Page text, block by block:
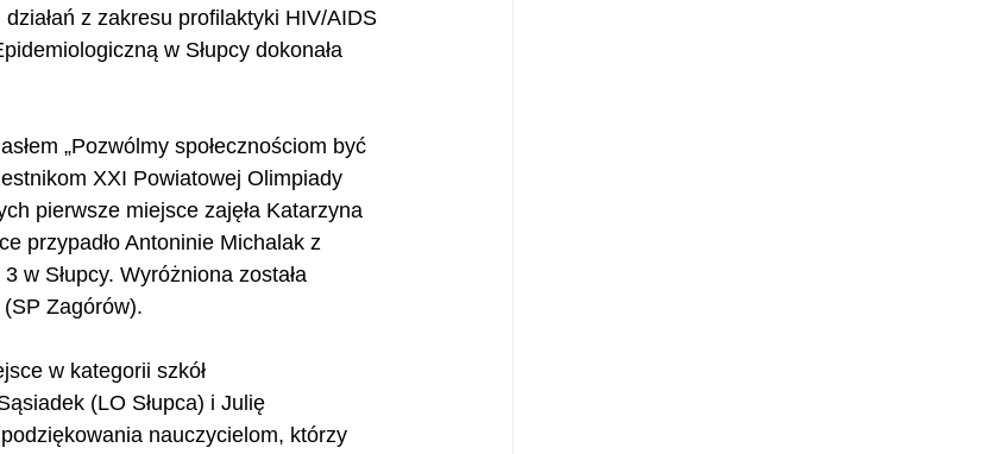
z zakresu profilaktyki HIV/AIDS
w Słupcy dokonała
„Pozwólmy społecznościom być
XXI Powiatowej Olimpiady
pierwsze miejsce zajęła Katarzyna
przypadło Antoninie Michalak z
w Słupcy. Wyróżniona została
Zagórów).
w kategorii szkół
(LO Słupca) i Julię
nauczycielom, którzy